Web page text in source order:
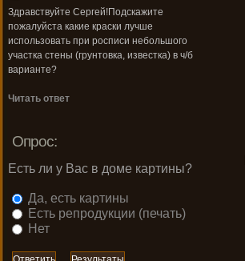
Здравствуйте Сергей!Подскажите
пожалуйста какие краски лучше
использовать при росписи небольшого
участка стены (грунтовка, известка) в ч/б
варианте?
Читать ответ
Опрос:
Есть ли у Вас в доме картины?
Да, есть картины
Есть репродукции (печать)
Нет